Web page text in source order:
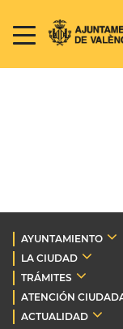
AYUNTAMIENTO
LA CIUDAD
TRÁMITES
ATENCIÓN
ACTUALIDAD